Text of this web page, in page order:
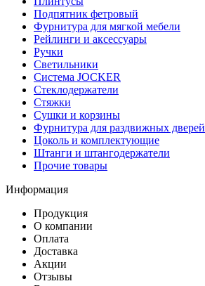
Подпятник фетровый
Фурнитура для мягкой мебели
Рейлинги и аксессуары
Ручки
Светильники
Система JOCKER
Стеклодержатели
Стяжки
Сушки и корзины
Фурнитура для раздвижных дверей
Цоколь и комплектующие
Штанги и штангодержатели
Прочие товары
Информация
Продукция
О компании
Оплата
Доставка
Акции
Отзывы